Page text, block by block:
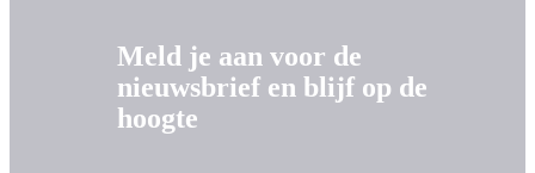
Meld je aan voor de
nieuwsbrief en blijf op de
hoogte